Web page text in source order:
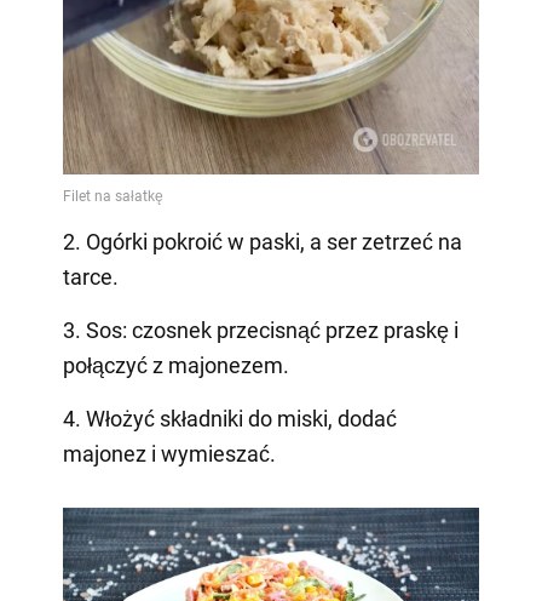
2. Ogórki pokroić w paski, a ser zetrzeć na
tarce.
3. Sos: czosnek przecisnąć przez praskę i
połączyć z majonezem.
4. Włożyć składniki do miski, dodać
majonez i wymieszać.